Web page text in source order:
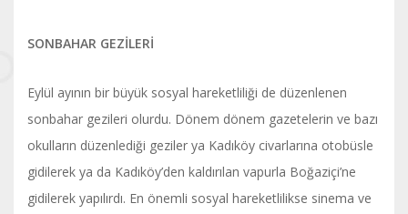
SONBAHAR GEZİLERİ
Eylül ayının bir büyük sosyal hareketliliği de düzenlenen
sonbahar gezileri olurdu. Dönem dönem gazetelerin ve bazı
okulların düzenlediği geziler ya Kadıköy civarlarına otobüsle
gidilerek ya da Kadıköy’den kaldırılan vapurla Boğaziçi’ne
gidilerek yapılırdı. En önemli sosyal hareketlilikse sinema ve